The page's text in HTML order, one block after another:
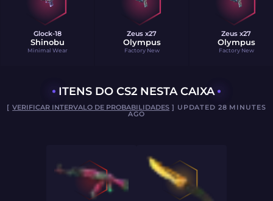
Glock-18
Shinobu
Minimal Wear
Zeus x27
Olympus
Factory New
Zeus x27
Olympus
Factory New
ITENS DO CS2 NESTA CAIXA
[VERIFICAR INTERVALO DE PROBABILIDADES ] UPDATED 28 MINUTES
AGO